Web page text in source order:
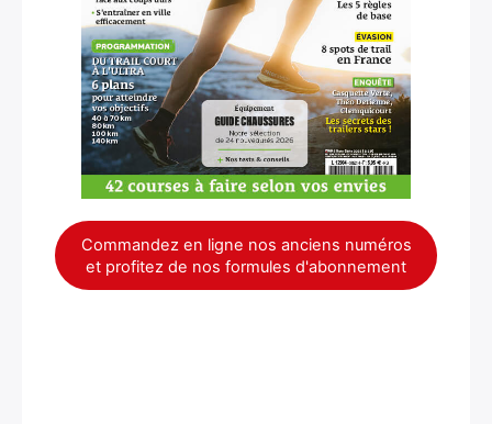
Commandez en ligne nos anciens numéros
et profitez de nos formules d'abonnement